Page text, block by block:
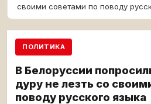
своими советами по поводу
ПОЛИТИКА
В Белоруссии
дуру не лезть со
поводу русского языка